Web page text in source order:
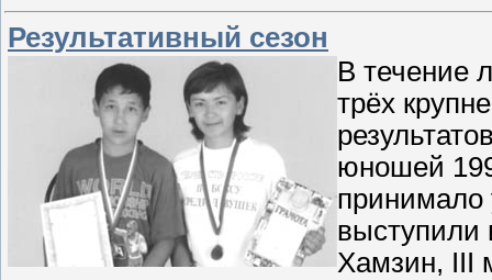
Результативный сезон
В течение
трёх
юношей
принимало
выступили
Хамзин, III